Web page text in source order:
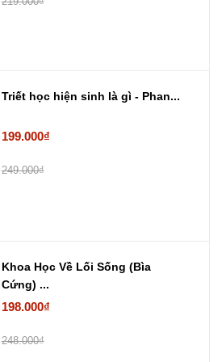
Triết học hiện sinh là gì - Phan...
199.000₫
249.000₫
Khoa Học Về Lối Sống (Bìa
Cứng) ...
198.000₫
248.000₫